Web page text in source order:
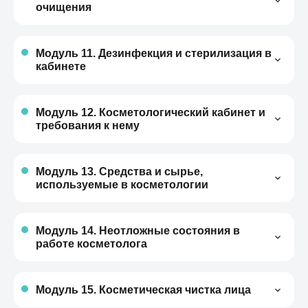
Краткая классификация
Клинические проявления
Меры профилактики
очищения
Характеристика микрофлоры кишечника
Методы борьбы с токсинами, инвазивные и
не инвазивные
Модуль 11. Дезинфекция и стерилизация в
кабинете
Модуль 12. Косметологический кабинет и
требования к нему
Рабочее место косметолога
Модуль 13. Средства и сырье,
используемые в косметологии
Компоненты косметических средств
Растворители в косметических средствах
Модуль 14. Неотложные состояния в
работе косметолога
Аптечка в кабинете
Модуль 15. Косметическая чистка лица